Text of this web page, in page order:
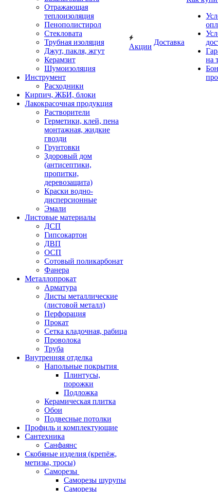
Отражающая
теплоизоляция
Пенополистирол
Стекловата
Трубная изоляция
Джут, пакля, жгут
Керамзит
Шумоизоляция
Инструмент
Расходники
Кирпич, ЖБИ, блоки
Лакокрасочная продукция
Растворители
Герметики, клей, пена
монтажная, жидкие
гвозди
Грунтовки
Здоровый дом
(антисептики,
пропитки,
деревозащита)
Краски водно-
дисперсионные
Эмали
Листовые материалы
ДСП
Гипсокартон
ДВП
ОСП
Сотовый поликарбонат
Фанера
Металлопрокат
Арматура
Листы металлические
(листовой металл)
Перфорация
Прокат
Сетка кладочная, рабица
Проволока
Труба
Внутренняя отделка
Напольные покрытия
Плинтусы,
порожки
Подложка
Керамическая плитка
Обои
Подвесные потолки
Профиль и комплектующие
Сантехника
Санфаянс
Скобяные изделия (крепёж,
метизы, тросы)
Саморезы
Саморезы шурупы
Саморезы
Акции
Доставка
на